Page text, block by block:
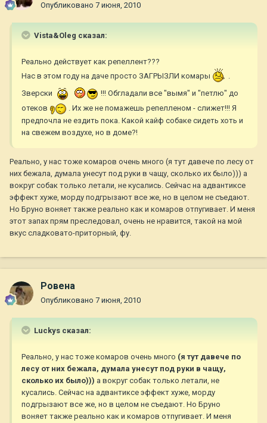
Опубликовано 7 июня, 2010
Vista&Oleg сказал:
Реально действует как репеллент???
Нас в этом году на даче просто ЗАГРЫЗЛИ комары
.
Зверски
!!! Обгладали все "вымя" и "петлю" до
отеков
. Их же не помажешь репелленом - слижет!!! Я
предпочла не ездить пока. Какой кайф собаке сидеть хоть и
на свежем воздухе, но в доме?!
Реально, у нас тоже комаров очень много (я тут давече по лесу от
них бежала, думала унесут под руки в чащу, сколько их было))) а
вокруг собак только летали, не кусались. Сейчас на адвантиксе
эффект хуже, морду подгрызают все же, но в целом не съедают.
Но Бруно воняет также реально как и комаров отпугивает. И меня
этот запах прям преследовал, очень не нравится, такой на мой
вкус сладковато-приторный, фу.
Ровена
Опубликовано 7 июня, 2010
Luckys сказал:
Реально, у нас тоже комаров очень много (я тут давече по
лесу от них бежала, думала унесут под руки в чащу,
сколько их было))) а вокруг собак только летали, не
кусались. Сейчас на адвантиксе эффект хуже, морду
подгрызают все же, но в целом не съедают. Но Бруно
воняет также реально как и комаров отпугивает. И меня